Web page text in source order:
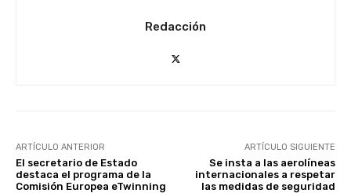
Redacción
ARTÍCULO ANTERIOR
El secretario de Estado
destaca el programa de la
Comisión Europea eTwinning
ARTÍCULO SIGUIENTE
Se insta a las aerolíneas
internacionales a respetar
las medidas de seguridad